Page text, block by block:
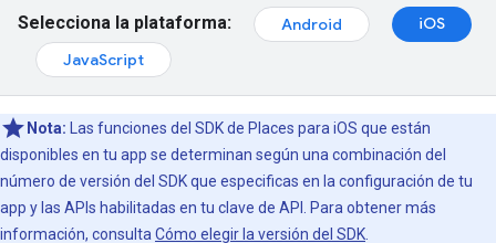
Selecciona la plataforma: Android
iOS
JavaScript
Nota: Las funciones del SDK de Places para iOS que están
disponibles en tu app se determinan según una combinación del
número de versión del SDK que especificas en la configuración de tu
app y las APIs habilitadas en tu clave de API. Para obtener más
información, consulta Cómo elegir la versión del SDK